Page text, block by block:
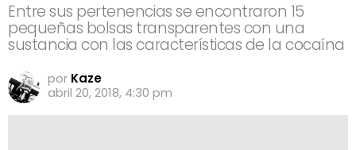
Entre sus pertenencias se encontraron 15
pequeñas bolsas transparentes con una
sustancia con las características de la cocaína
por Kaze
abril 20, 2018, 4:30 pm